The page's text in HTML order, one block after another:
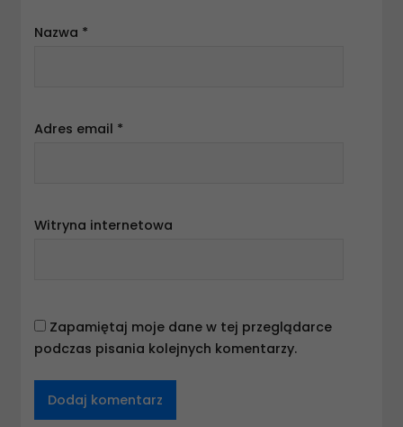
Nazwa *
Adres email *
Witryna internetowa
Zapamiętaj moje dane w tej przeglądarce
podczas pisania kolejnych komentarzy.